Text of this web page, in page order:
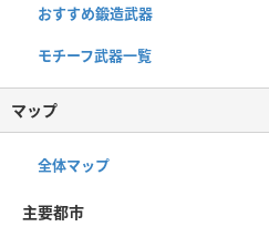
おすすめ鍛造武器
モチーフ武器一覧
マップ
全体マップ
主要都市